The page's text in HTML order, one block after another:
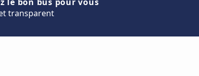
transparent